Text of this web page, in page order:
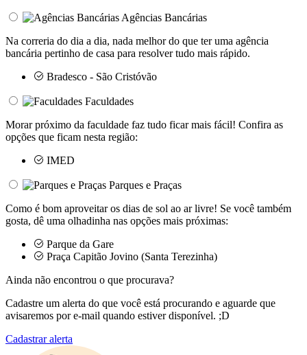
Agências Bancárias
Na correria do dia a dia, nada melhor do que ter uma agência
bancária pertinho de casa para resolver tudo mais rápido.
Bradesco - São Cristóvão
Faculdades
Morar próximo da faculdade faz tudo ficar mais fácil! Confira as
opções que ficam nesta região:
IMED
Parques e Praças
Como é bom aproveitar os dias de sol ao ar livre! Se você também
gosta, dê uma olhadinha nas opções mais próximas:
Parque da Gare
Praça Capitão Jovino (Santa Terezinha)
Ainda não encontrou o que procurava?
Cadastre um alerta do que você está procurando e aguarde que
avisaremos por e-mail quando estiver disponível. ;D
Cadastrar alerta